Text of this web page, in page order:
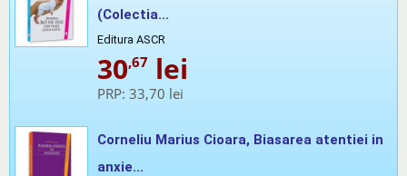
(Colectia...
Editura ASCR
30,67 lei
PRP: 33,70 lei
Corneliu Marius Cioara, Biasarea atentiei in
anxie...